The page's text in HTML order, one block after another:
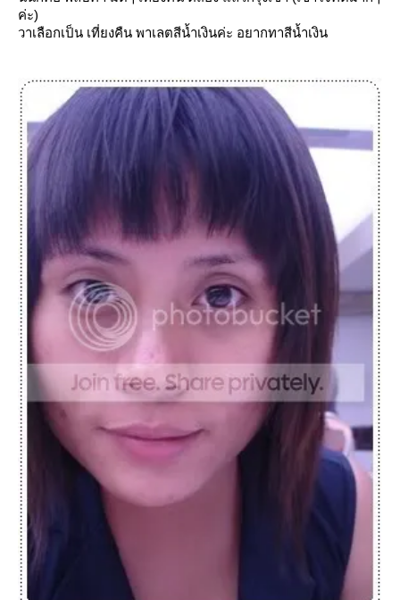
ค่ะ)
วาเลือกเป็น เที่ยงคืน พาเลตสีน้ำเงินค่ะ อยากทาสีน้ำเงิน